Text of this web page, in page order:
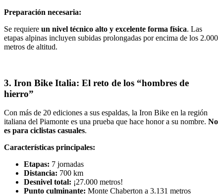
Preparación necesaria:
Se requiere un nivel técnico alto y excelente forma física. Las
etapas alpinas incluyen subidas prolongadas por encima de los 2.000
metros de altitud.
3. Iron Bike Italia: El reto de los “hombres de
hierro”
Con más de 20 ediciones a sus espaldas, la Iron Bike en la región
italiana del Piamonte es una prueba que hace honor a su nombre. No
es para ciclistas casuales.
Características principales:
Etapas: 7 jornadas
Distancia: 700 km
Desnivel total: ¡27.000 metros!
Punto culminante: Monte Chaberton a 3.131 metros